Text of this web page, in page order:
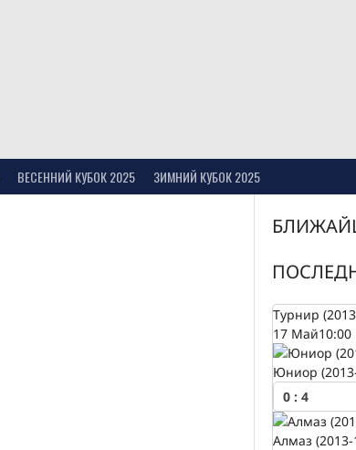
ВЕСЕННИЙ КУБОК 2025 ЗИМНИЙ КУБОК 2025
Турнир
17 Май10:00
Юниор
0 : 4
Алмаз (2013-